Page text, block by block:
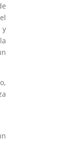
y